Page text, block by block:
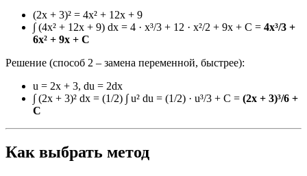
(2x + 3)² = 4x² + 12x + 9
∫ (4x² + 12x + 9) dx = 4 · x³/3 + 12 · x²/2 + 9x + C = 4x³/3 +
6x² + 9x + C
Решение (способ 2 – замена переменной, быстрее):
u = 2x + 3, du = 2dx
∫ (2x + 3)² dx = (1/2) ∫ u² du = (1/2) · u³/3 + C = (2x + 3)³/6 +
C
Как выбрать метод